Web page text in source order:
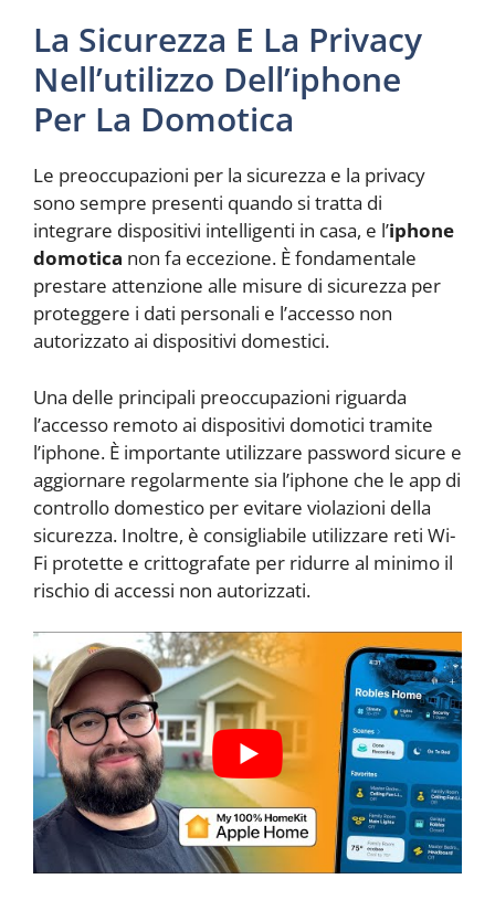
La Sicurezza E La Privacy
Nell’utilizzo Dell’iphone
Per La Domotica
Le preoccupazioni per la sicurezza e la privacy
sono sempre presenti quando si tratta di
integrare dispositivi intelligenti in casa, e l’iphone
domotica non fa eccezione. È fondamentale
prestare attenzione alle misure di sicurezza per
proteggere i dati personali e l’accesso non
autorizzato ai dispositivi domestici.
Una delle principali preoccupazioni riguarda
l’accesso remoto ai dispositivi domotici tramite
l’iphone. È importante utilizzare password sicure e
aggiornare regolarmente sia l’iphone che le app di
controllo domestico per evitare violazioni della
sicurezza. Inoltre, è consigliabile utilizzare reti Wi-
Fi protette e crittografate per ridurre al minimo il
rischio di accessi non autorizzati.